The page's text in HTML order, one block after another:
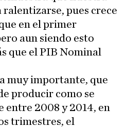
ralentizarse, pues crece
en el primer
aun siendo esto
que el PIB Nominal
muy importante, que
producir como se
2008 y 2014, en
trimestres, el